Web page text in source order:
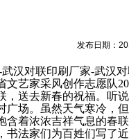
发布日期：
汉对联印刷厂家-武汉
文艺家采风创作志愿队
，送去新春的祝福。听
广场。虽然天气寒冷，
含着浓浓吉祥气息的春
法家们为百姓们写了近